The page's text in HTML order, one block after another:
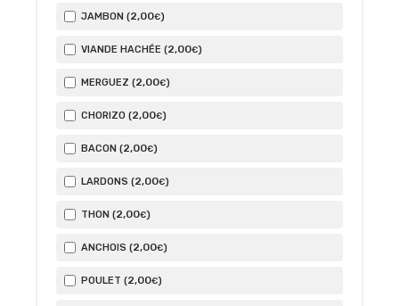
JAMBON (2,00€)
VIANDE HACHÉE (2,00€)
MERGUEZ (2,00€)
CHORIZO (2,00€)
BACON (2,00€)
LARDONS (2,00€)
THON (2,00€)
ANCHOIS (2,00€)
POULET (2,00€)